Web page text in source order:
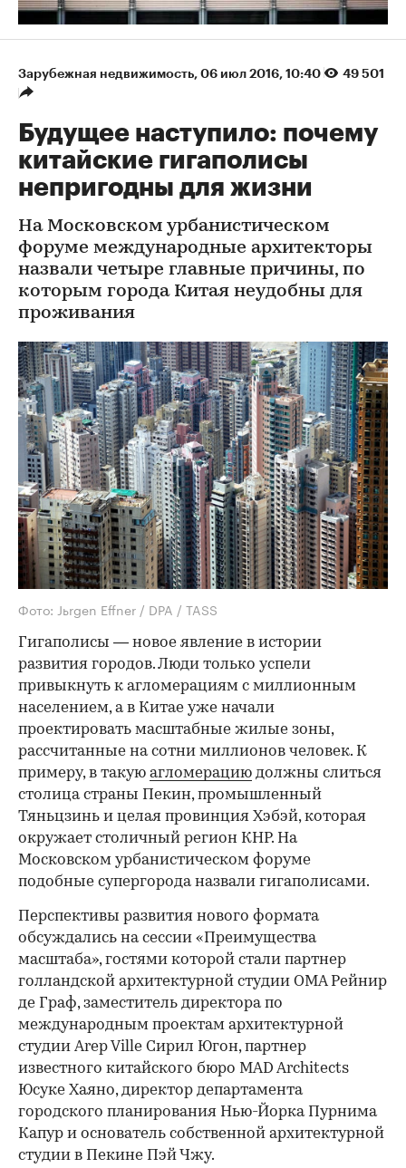
Зарубежная недвижимость⁠, 06 июл 2016, 10:40 49 501
Будущее наступило: почему
китайские гигаполисы
непригодны для жизни
На Московском урбанистическом
форуме международные архитекторы
назвали четыре главные причины, по
которым города Китая неудобны для
проживания
Фото: Jьrgen Effner / DPA / TASS
Гигаполисы — новое явление в истории
развития городов. Люди только успели
привыкнуть к агломерациям с миллионным
населением, а в Китае уже начали
проектировать масштабные жилые зоны,
рассчитанные на сотни миллионов человек. К
примеру, в такую агломерацию должны слиться
столица страны Пекин, промышленный
Тяньцзинь и целая провинция Хэбэй, которая
окружает столичный регион КНР. На
Московском урбанистическом форуме
подобные супергорода назвали гигаполисами.
Перспективы развития нового формата
обсуждались на сессии «Преимущества
масштаба», гостями которой стали партнер
голландской архитектурной студии OMA Рейнир
де Граф, заместитель директора по
международным проектам архитектурной
студии Arep Ville Сирил Югон, партнер
известного китайского бюро MAD Architects
Юсуке Хаяно, директор департамента
городского планирования Нью-Йорка Пурнима
Капур и основатель собственной архитектурной
студии в Пекине Пэй Чжу.